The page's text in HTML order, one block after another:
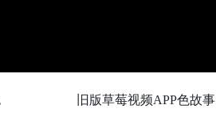
旧版草莓视频APP色故事